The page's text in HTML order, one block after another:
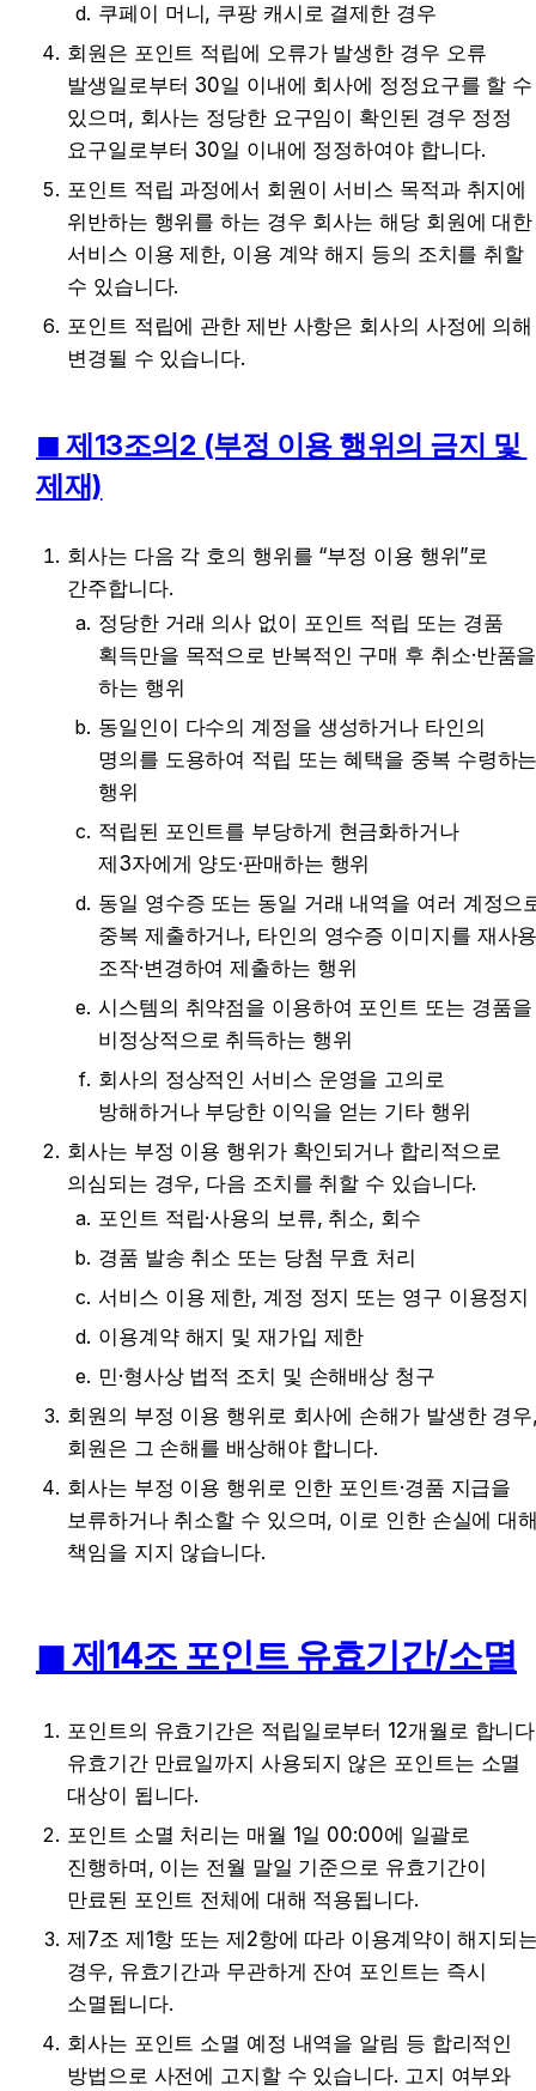
쿠페이 머니, 쿠팡 캐시로 결제한 경우
회원은 포인트 적립에 오류가 발생한 경우 오류
발생일로부터 30일 이내에 회사에 정정요구를 할 수
있으며, 회사는 정당한 요구임이 확인된 경우 정정
요구일로부터 30일 이내에 정정하여야 합니다.
포인트 적립 과정에서 회원이 서비스 목적과 취지에
위반하는 행위를 하는 경우 회사는 해당 회원에 대한
서비스 이용 제한, 이용 계약 해지 등의 조치를 취할
수 있습니다.
포인트 적립에 관한 제반 사항은 회사의 사정에 의해
변경될 수 있습니다.
◼︎ 제13조의2 (부정 이용 행위의 금지 및
제재)
회사는 다음 각 호의 행위를 “부정 이용 행위”로
간주합니다.
정당한 거래 의사 없이 포인트 적립 또는 경품
획득만을 목적으로 반복적인 구매 후 취소·반품을
하는 행위
동일인이 다수의 계정을 생성하거나 타인의
명의를 도용하여 적립 또는 혜택을 중복 수령하
행위
적립된 포인트를 부당하게 현금화하거나
제3자에게 양도·판매하는 행위
동일 영수증 또는 동일 거래 내역을 여러 계정으
중복 제출하거나, 타인의 영수증 이미지를 재사용
조작·변경하여 제출하는 행위
시스템의 취약점을 이용하여 포인트 또는 경품을
비정상적으로 취득하는 행위
회사의 정상적인 서비스 운영을 고의로
방해하거나 부당한 이익을 얻는 기타 행위
회사는 부정 이용 행위가 확인되거나 합리적으로
의심되는 경우, 다음 조치를 취할 수 있습니다.
포인트 적립·사용의 보류, 취소, 회수
경품 발송 취소 또는 당첨 무효 처리
서비스 이용 제한, 계정 정지 또는 영구 이용정지
이용계약 해지 및 재가입 제한
민·형사상 법적 조치 및 손해배상 청구
회원의 부정 이용 행위로 회사에 손해가 발생한 경
회원은 그 손해를 배상해야 합니다.
회사는 부정 이용 행위로 인한 포인트·경품 지급을
보류하거나 취소할 수 있으며, 이로 인한 손실에 대
책임을 지지 않습니다.
◼제14조 포인트 유효기간/소멸
포인트의 유효기간은 적립일로부터 12개월로 합니
유효기간 만료일까지 사용되지 않은 포인트는 소멸
대상이 됩니다.
포인트 소멸 처리는 매월 1일 00:00에 일괄로
진행하며, 이는 전월 말일 기준으로 유효기간이
만료된 포인트 전체에 대해 적용됩니다.
제7조 제1항 또는 제2항에 따라 이용계약이 해지되
경우, 유효기간과 무관하게 잔여 포인트는 즉시
소멸됩니다.
회사는 포인트 소멸 예정 내역을 알림 등 합리적인
방법으로 사전에 고지할 수 있습니다. 고지 여부와